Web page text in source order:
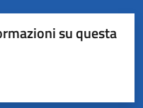
su questa
5